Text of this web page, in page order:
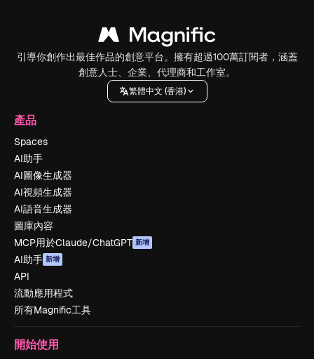
引導你創作出最佳作品的創意平台。擁有超過100萬訂閱者，涵蓋
創意人士、企業、代理商和工作室。
繁體中文 (香港)
產品
Spaces
AI助手
AI圖像生成器
AI視頻生成器
AI語音生成器
圖庫內容
MCP用於Claude/ChatGPT 新增
AI助手 新增
API
流動應用程式
所有Magnific工具
開始使用